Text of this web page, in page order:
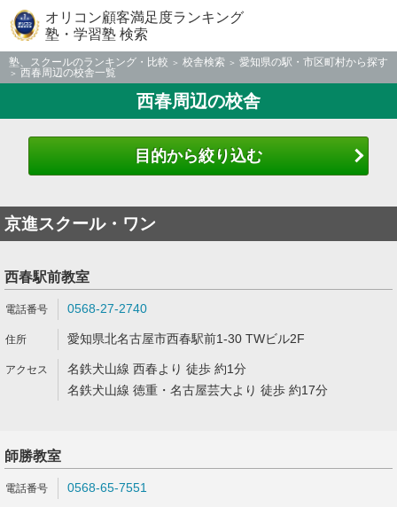
オリコン顧客満足度ランキング
塾・学習塾 検索
塾、スクールのランキング・比較 校舎検索
愛知県の駅・市区町村から探す
西春周辺の校舎一覧
西春周辺の校舎
目的から絞り込む
京進スクール・ワン
西春駅前教室
0568-27-2740
愛知県北名古屋市西春駅前1-30 TWビル2F
名鉄犬山線 西春より 徒歩 約1分
名鉄犬山線 徳重・名古屋芸大より 徒歩 約17分
師勝教室
0568-65-7551